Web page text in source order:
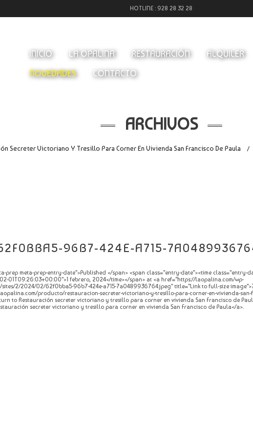
HOTLINE : 928 28 32 28
INICIO LA OPALINA RESTAURACIÓN ALQUILER
NOVEDADES
CONTACTO
ARCHIVOS
Secreter Victoriano Y Tresillo Para Corner En Vivienda San Francisco De Paula /
96B7-424E-A715-
prep meta-prep-entry-date">Published </span> <span class="entry-date"><time class="entry-
01T09:26:03+00:00">1 febrero, 2024</time></span> at <a href="https://laopalina.com/wp-
2/2024/02/62f0bba5-96b7-424e-a715-7a0489936764.jpeg" title="Link to full-size
producto/restauracion-secreter-victoriano-y-tresillo-para-corner-en-vivienda-san-
to Restauración secreter victoriano y tresillo para corner en vivienda San Francisco de
secreter victoriano y tresillo para corner en vivienda San Francisco de Paula</a>.